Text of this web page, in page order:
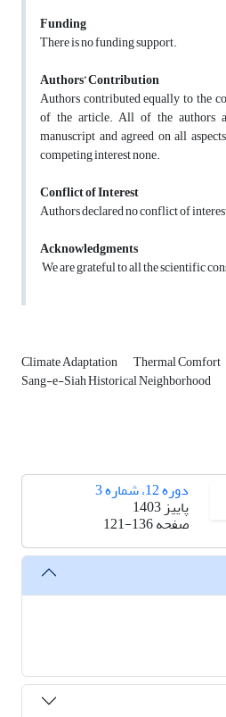
Funding
There is no funding support.
Authors’ Contribution
Authors contributed equally to the
of the article. All of the authors
manuscript and agreed on all
competing interest none.
Conflict of Interest
Authors declared no conflict of
Acknowledgments
We are grateful to all the scientific
Climate Adaptation Thermal Comfort
Sang-e-Siah Historical Neighborhood
دوره 12، شماره 3
پاییز 1403
صفحه121-136